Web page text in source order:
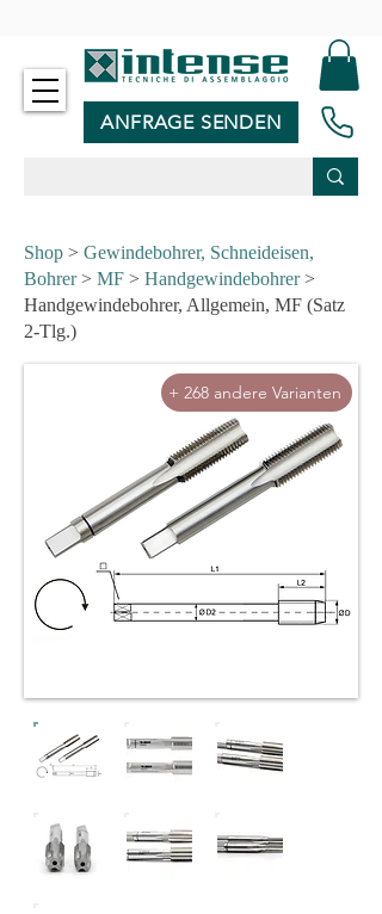
ANFRAGE SENDEN
Shop > Gewindebohrer, Schneideisen,
Bohrer> MF > Handgewindebohrer>
Handgewindebohrer, Allgemein, MF (Satz
2-Tlg.)
+ 268 andere Varianten